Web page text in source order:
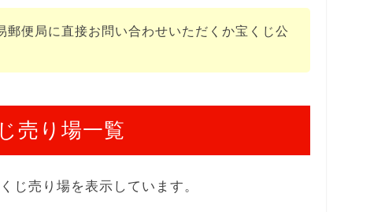
便局に直接お問い合わせいただくか宝くじ公
売り場一覧
じ売り場を表示しています。